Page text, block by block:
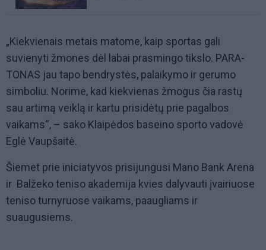
„Kiekvienais metais matome, kaip sportas gali
suvienyti žmones dėl labai prasmingo tikslo. PARA-
TONAS jau tapo bendrystės, palaikymo ir gerumo
simboliu. Norime, kad kiekvienas žmogus čia rastų
sau artimą veiklą ir kartu prisidėtų prie pagalbos
vaikams“, – sako Klaipėdos baseino sporto vadovė
Eglė Vaupšaitė.
Šiemet prie iniciatyvos prisijungusi Mano Bank Arena
ir Balžeko teniso akademija kvies dalyvauti įvairiuose
teniso turnyruose vaikams, paaugliams ir
suaugusiems.